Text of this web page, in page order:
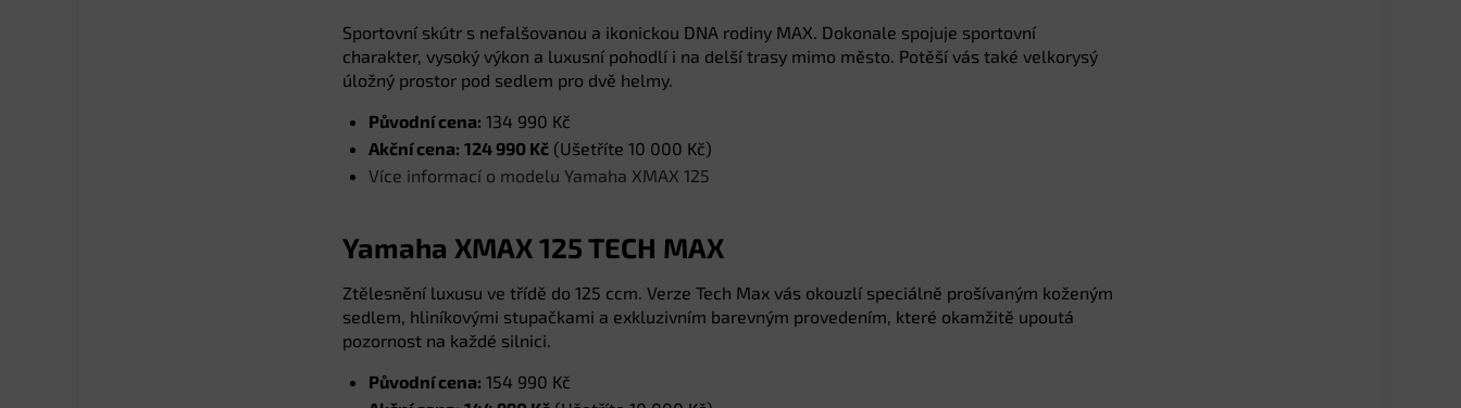
Sportovní skútr s nefalšovanou a ikonickou DNA rodiny MAX. Dokonale spojuje sportovní
charakter, vysoký výkon a luxusní pohodlí i na delší trasy mimo město. Potěší vás také velkorysý
úložný prostor pod sedlem pro dvě helmy.
Původní cena: 134 990 Kč
Akční cena: 124 990 Kč(Ušetříte 10 000 Kč)
Více informací o modelu Yamaha XMAX 125
Yamaha XMAX 125 TECH MAX
Ztělesnění luxusu ve třídě do 125 ccm. Verze Tech Max vás okouzlí speciálně prošívaným koženým
sedlem, hliníkovými stupačkami a exkluzivním barevným provedením, které okamžitě upoutá
pozornost na každé silnici.
Původní cena: 154 990 Kč